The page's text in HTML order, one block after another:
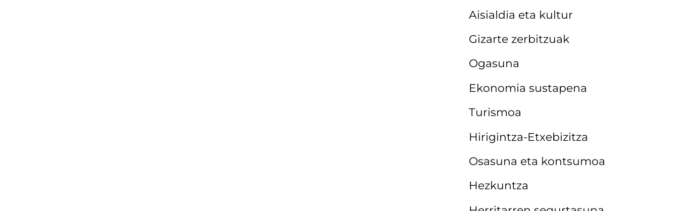
Aisialdia eta kultur
Gizarte zerbitzuak
Ogasuna
Ekonomia sustapena
Turismoa
Hirigintza-Etxebizitza
Osasuna eta kontsumoa
Hezkuntza